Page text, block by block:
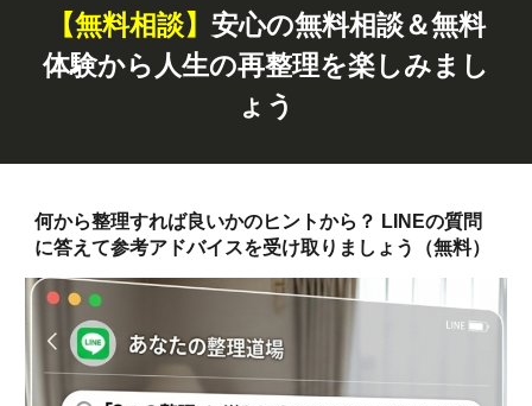
【無料相談】 安心の無料相談＆無料
体験から人生の再整理を楽しみまし
ょう
何から整理すれば良いかのヒントから？ LINEの質問
に答えて参考アドバイスを受け取りましょう（無料）